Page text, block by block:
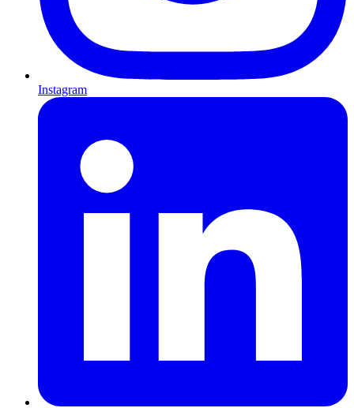
Instagram